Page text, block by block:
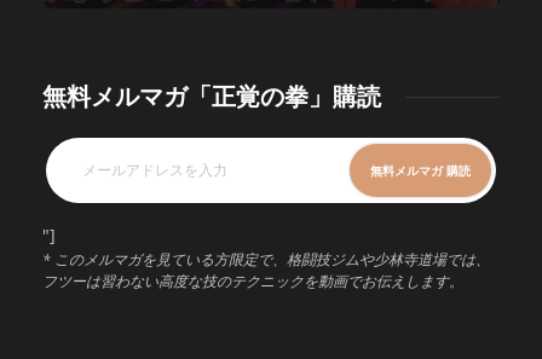
無料メルマガ「正覚の拳」購読
"]
* このメルマガを見ている方限定で、格闘技ジムや少林寺道場では、
フツーは習わない高度な技のテクニックを動画でお伝えします。